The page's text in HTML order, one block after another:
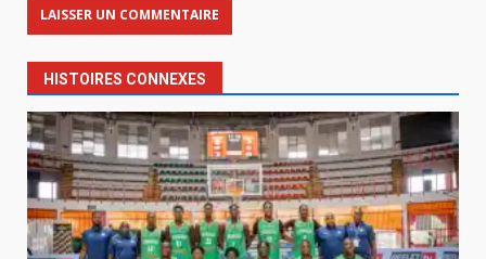
HISTOIRES CONNEXES